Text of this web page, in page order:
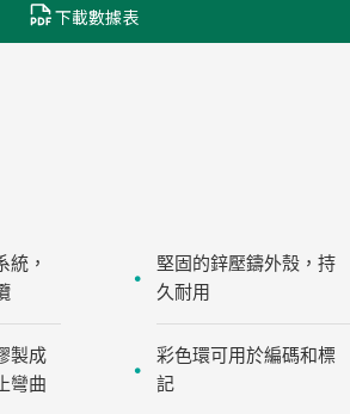
下載數據表
統，
堅固的鋅壓鑄外殼，持
久耐用
製成
彎曲
彩色環可用於編碼和標
記